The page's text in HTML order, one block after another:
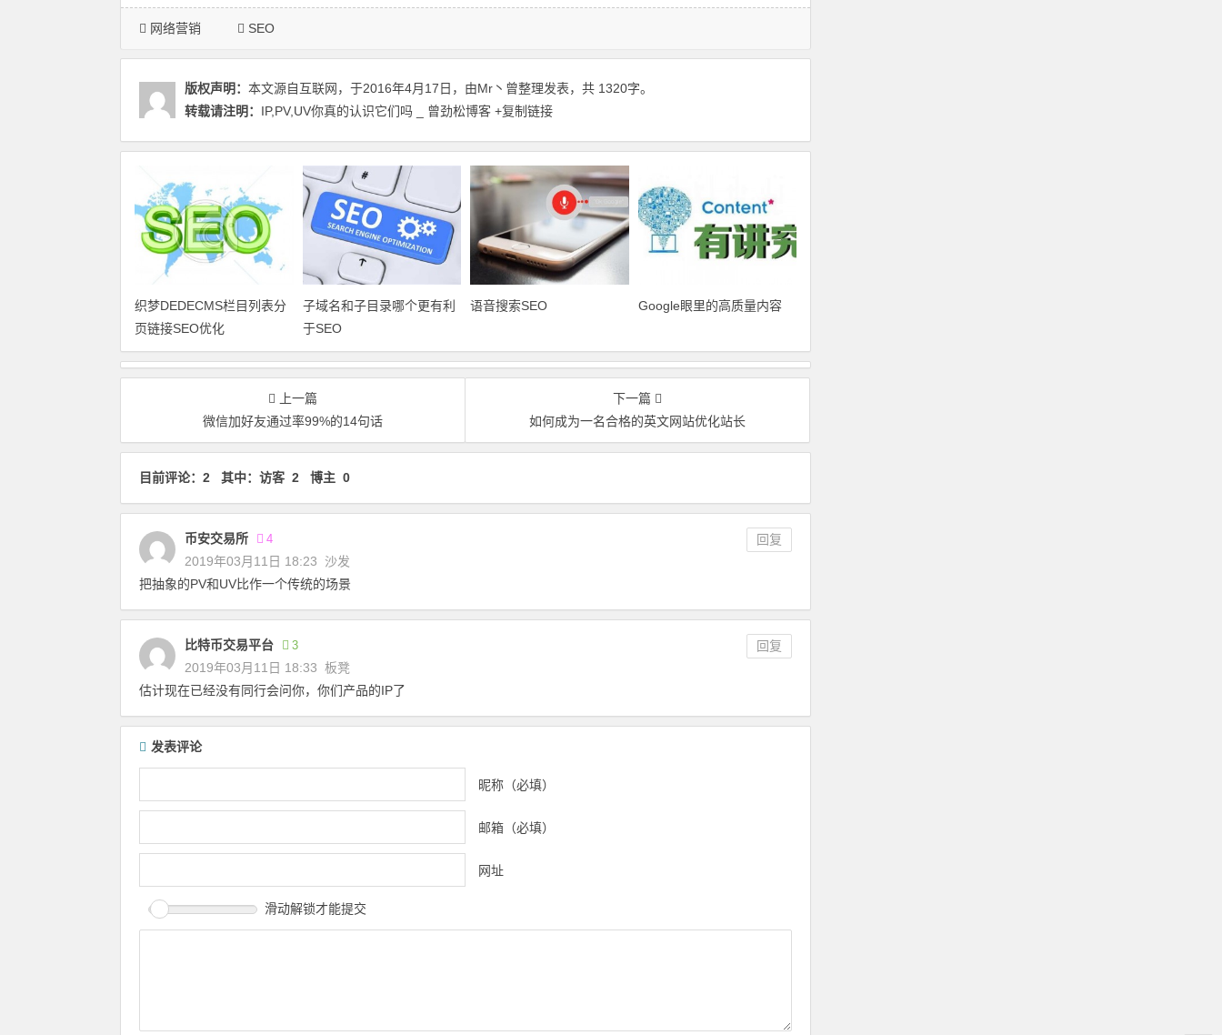
网络营销 SEO
版权声明： 本文源自互联网，于2016年4月17日，由Mr丶曾整理发表，共 1320字。
转载请注明： IP,PV,UV你真的认识它们吗 _ 曾劲松博客 +复制链接
织梦DEDECMS栏目列表分
页链接SEO优化
子域名和子目录哪个更有利
于SEO
语音搜索SEO Google眼里的高质量内容
上一篇
微信加好友通过率99%的14句话
下一篇
如何成为一名合格的英文网站优化站长
目前评论：2 其中：访客 2 博主 0
币安交易所 4
回复
2019年03月11日 18:23
沙发
把抽象的PV和UV比作一个传统的场景
比特币交易平台 3
回复
2019年03月11日 18:33 板凳
估计现在已经没有同行会问你，你们产品的IP了
发表评论
昵称（必填）
邮箱（必填）
网址
滑动解锁才能提交